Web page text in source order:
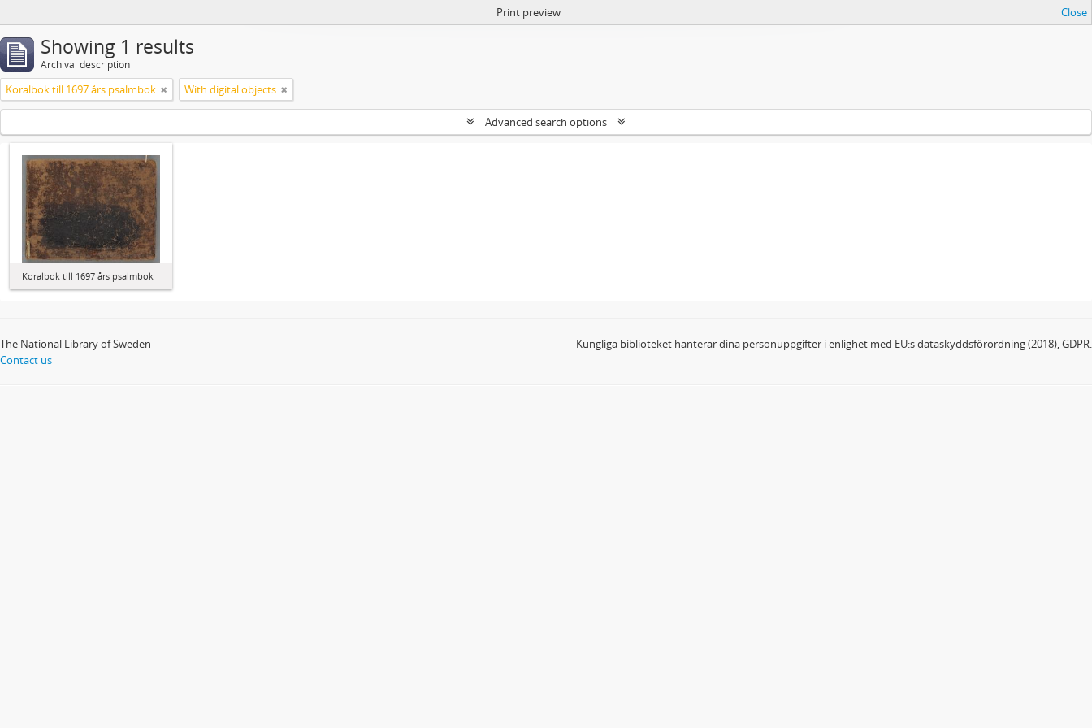
Print preview Close
Showing 1 results
Archival description
Koralbok till 1697 års psalmbok With digital objects
Advanced search options
Koralbok till 1697 års psalmbok
The National Library of Sweden
Contact us
Kungliga biblioteket hanterar dina personuppgifter i enlighet med EU:s dataskyddsförordning (2018), GDPR.